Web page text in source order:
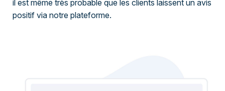
il est même très probable que les clients laissent un avis
positif via notre plateforme.